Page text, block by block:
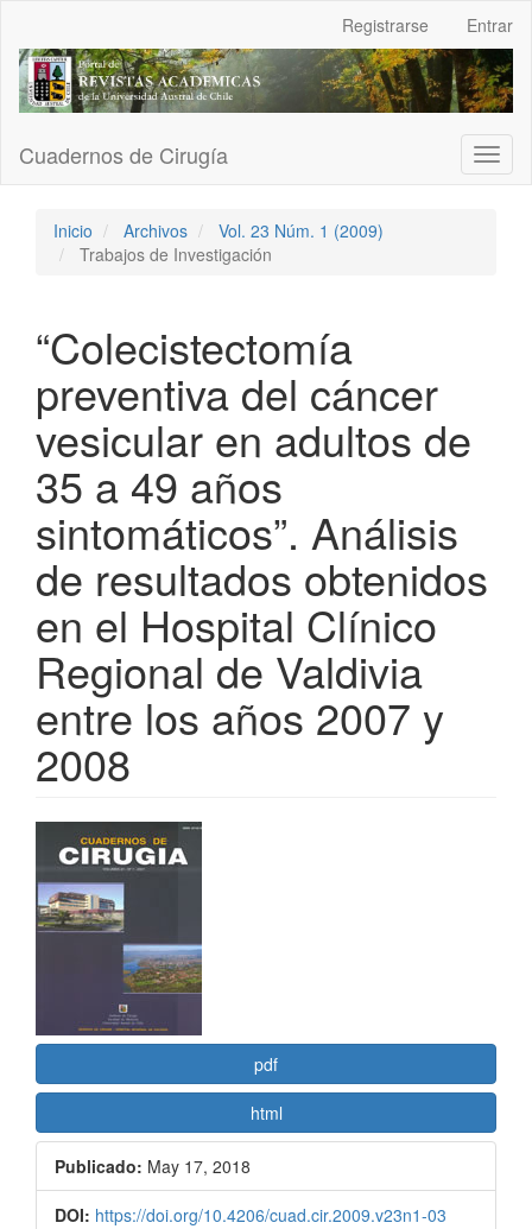
Contenido
principal
Barra
Registrarse Entrar
Cuadernos de Cirugía
Inicio Archivos
Vol. 23 Núm. 1 (2009)
Trabajos de Investigación
“Colecistectomía
preventiva del cáncer
vesicular en adultos de
35 a 49 años
sintomáticos”. Análisis
de resultados obtenidos
en el Hospital Clínico
Regional de Valdivia
entre los años 2007 y
2008
Barra
lateral
del
artículo
pdf
html
Publicado: May 17, 2018
DOI: https://doi.org/10.4206/cuad.cir.2009.v23n1-03